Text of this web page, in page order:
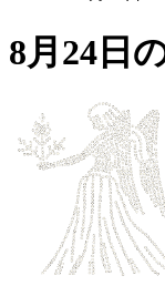
8月24日